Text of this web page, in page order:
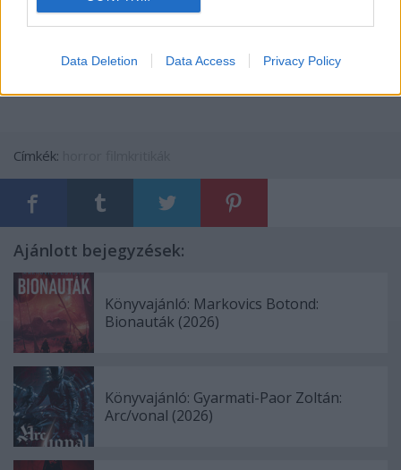
Data Deletion Data Access Privacy Policy
darab!
Címkék:
Ajánlott bejegyzések:
Könyvajánló: Markovics Botond:
Bionauták (2026)
Könyvajánló: Gyarmati-Paor Zoltán:
Arc/vonal (2026)